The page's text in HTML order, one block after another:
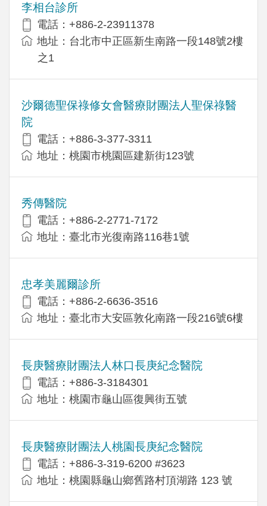
李相台診所
電話：+886-2-23911378
地址：台北市中正區新生南路一段148號2樓
之1
沙爾德聖保祿修女會醫療財團法人聖保祿醫
院
電話：+886-3-377-3311
地址：桃園市桃園區建新街123號
秀傳醫院
電話：+886-2-2771-7172
地址：臺北市光復南路116巷1號
忠孝美麗爾診所
電話：+886-2-6636-3516
地址：臺北市大安區敦化南路一段216號6樓
長庚醫療財團法人林口長庚紀念醫院
電話：+886-3-3184301
地址：桃園市龜山區復興街五號
長庚醫療財團法人桃園長庚紀念醫院
電話：+886-3-319-6200 #3623
地址：桃園縣龜山鄉舊路村頂湖路 123 號